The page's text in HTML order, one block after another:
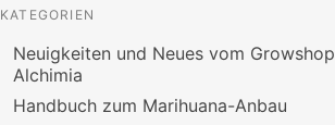
KATEGORIEN
Neuigkeiten und Neues vom Growshop
Alchimia
Handbuch zum Marihuana-Anbau